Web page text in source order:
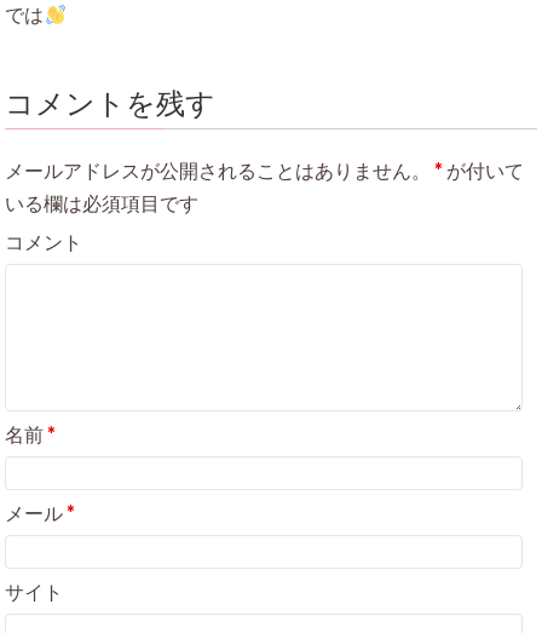
では
コメントを残す
メールアドレスが公開されることはありません。 * が付いて
いる欄は必須項目です
コメント
名前*
メール*
サイト